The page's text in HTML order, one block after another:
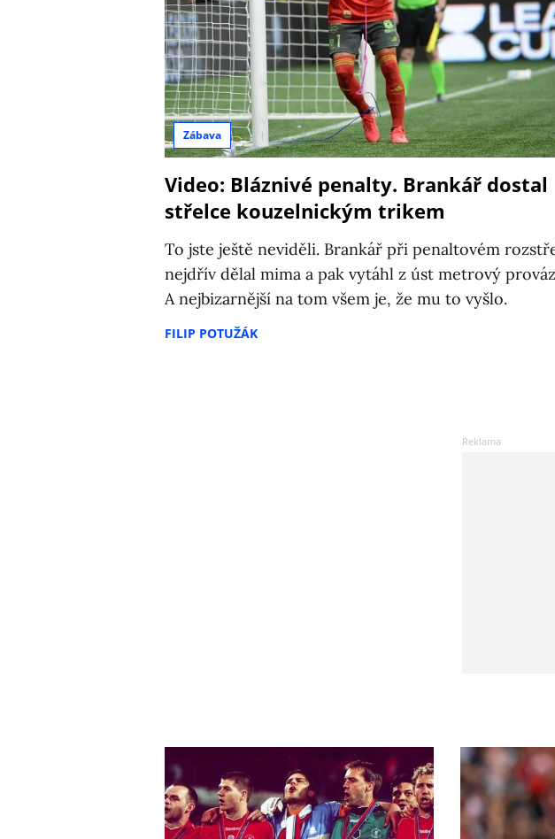
Zábava
Video: Bláznivé penalty. Brankář dostal
střelce kouzelnickým trikem
To jste ještě neviděli. Brankář při penaltovém
nejdřív dělal mima a pak vytáhl z úst metrový
A nejbizarnější na tom všem je, že mu to vyšlo.
FILIP POTUŽÁK